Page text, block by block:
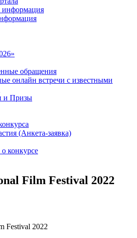
информация
обращения
онлайн встречи с известными
и Призы
(Анкета-заявка)
конкурсе
Film Festival 2022